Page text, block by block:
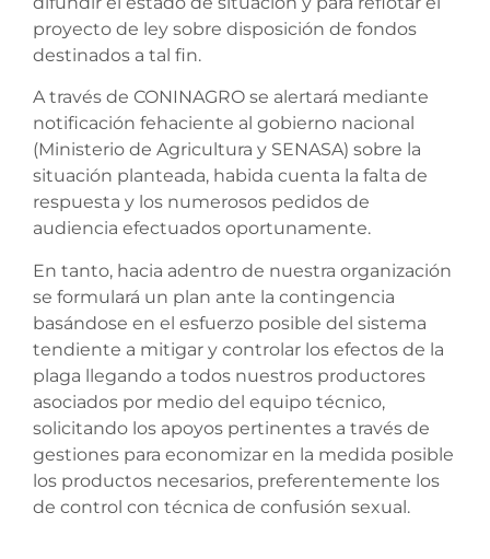
proyecto de ley sobre disposición de fondos
destinados a tal fin.
A través de CONINAGRO se alertará mediante
notificación fehaciente al gobierno nacional
(Ministerio de Agricultura y SENASA) sobre la
situación planteada, habida cuenta la falta de
respuesta y los numerosos pedidos de
audiencia efectuados oportunamente.
En tanto, hacia adentro de nuestra organización
se formulará un plan ante la contingencia
basándose en el esfuerzo posible del sistema
tendiente a mitigar y controlar los efectos de la
plaga llegando a todos nuestros productores
asociados por medio del equipo técnico,
solicitando los apoyos pertinentes a través de
gestiones para economizar en la medida posible
los productos necesarios, preferentemente los
de control con técnica de confusión sexual.